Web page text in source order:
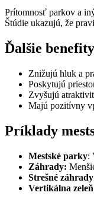
Prítomnosť parkov a
Štúdie ukazujú, že
Ďalšie
Znižujú hluk a
Poskytujú
Zvyšujú
Majú pozitívny
Príklady
Mestské parky:
Záhrady:
Strešné
Vertikálna